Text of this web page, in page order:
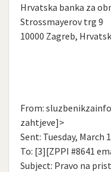
Hrvatska banka za
Strossmayerov trg 9
10000 Zagreb,
From:
zahtjeve]>
Sent: Tuesday, March
To: [3][ZPPI #8641
Subject: Pravo na